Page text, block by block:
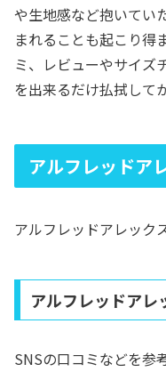
や生地感など抱いてい
まれることも起こり得
ミ、レビューやサイズ
を出来るだけ払拭して
アルフレッドア
アルフレッドアレック
アルフレッドアレ
SNSの口コミなどを参